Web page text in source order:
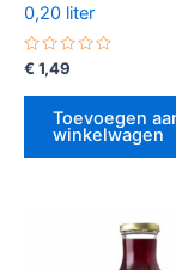
0,20 liter
Gewaardeerd
0
uit
€ 1,49
Toevoegen
winkelwagen